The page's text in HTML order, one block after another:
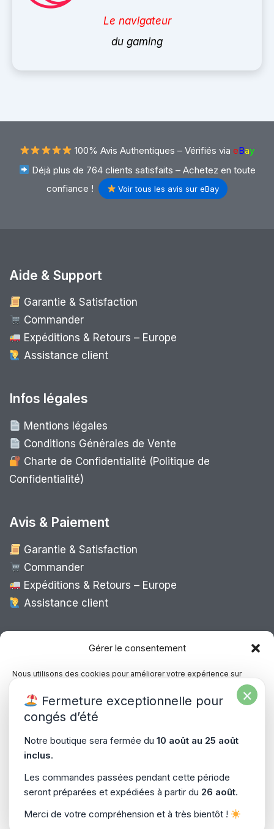
Gérer le consentement
Nous utilisons des cookies pour améliorer votre expérience sur
notre site, analyser le trafic et proposer des contenus personnalisés.
Vous pouvez accepter, refuser ou gérer vos préférences à tout
moment.
Gérer les services
Accepter
Le navigateur
du gaming
100% Avis Authentiques – Vérifiés via eBay
Déjà plus de 764 clients satisfaits – Achetez en toute
confiance !
Voir tous les avis sur eBay
Aide & Support
Garantie & Satisfaction
Commander
Expéditions & Retours – Europe
Assistance client
Infos légales
Mentions légales
Conditions Générales de Vente
Charte de Confidentialité (Politique de
Confidentialité)
Avis & Paiement
Garantie & Satisfaction
Commander
Expéditions & Retours – Europe
Assistance client
Expédition Europe
Livraison rapide dans toute l’Europe via
“ Mondial Relay
Copyright © 2026PiecesPC.fr| Développement & Design
×
Fermeture exceptionnelle pour
congés d’été
Notre boutique sera fermée du 10 août au 25 août
inclus.
Les commandes passées pendant cette période
seront préparées et expédiées à partir du 26 août.
Merci de votre compréhension et à très bientôt !